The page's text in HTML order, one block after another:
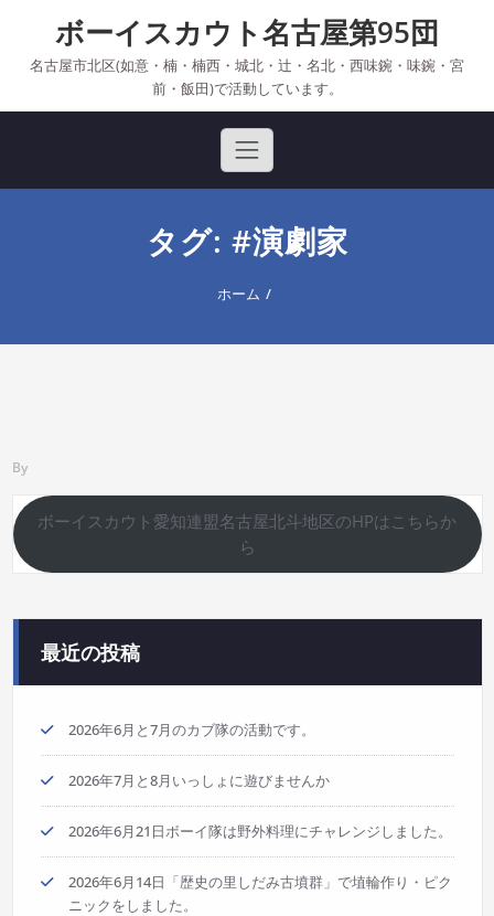
content
ボーイスカウト名古屋第95団
名古屋市北区(如意・楠・楠西・城北・辻・名北・西味鋺・味鋺・宮
前・飯田)で活動しています。
タグ: #演劇家
ホーム
By
ボーイスカウト愛知連盟名古屋北斗地区のHPはこちらか
ら
最近の投稿
2026年6月と7月のカブ隊の活動です。
2026年7月と8月いっしょに遊びませんか
2026年6月21日ボーイ隊は野外料理にチャレンジしました。
2026年6月14日「歴史の里しだみ古墳群」で埴輪作り・ピク
ニックをしました。